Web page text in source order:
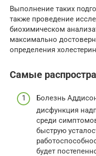
Выполнение таких
также проведение
биохимическом
максимально
определения
Самые
Болезнь
дисфункция
среди
быструю
будет